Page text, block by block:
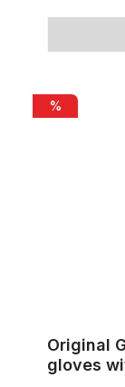
Original
%
Original
gloves